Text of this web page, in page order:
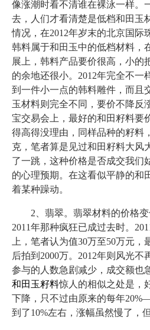
像涨潮时看不清谁在裸泳一样。
去，人们才看清楚是低档和田玉
情况，在2012年岁末的北京国际
韩料属于和田玉中的低档材料，
展上，韩料产品要价很高，小的
的余地还很小。2012年完全不一
到一件小一点的韩料雕件，而且
玉材料则完全不同，要价不降反
宝交易会上，最好的和田籽料要
得高得没理由，同样品种的籽料
克，笔者算是见过和田籽料大风
了一跳，这种价格是否成交我们
的心理预期。在这看似平静的和
着某种躁动。
2、翡翠。翡翠材料的价格变
2011年那种疯狂已成过去时。
上，笔者认为值30万至50万元
后拍到2000万。2012年则风光不
参与的人数急剧减少，成交额也
和田玉籽料惊人的相似之处是，
下降，只不过由原来的每年
到了10%左右，涨幅虽然慢了，